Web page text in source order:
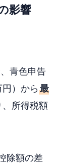
影響
青色申告
円）から最
、所得税額
除額の差